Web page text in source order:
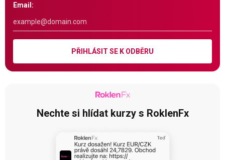
Email:
PŘIHLÁSIT SE K ODBĚRU
Nechte si hlídat kurzy s RoklenFx